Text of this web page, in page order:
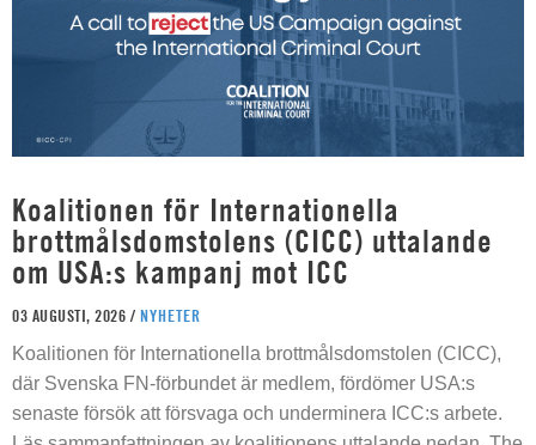
Koalitionen för Internationella
brottmålsdomstolens (CICC) uttalande
om USA:s kampanj mot ICC
03 AUGUSTI, 2026 / NYHETER
Koalitionen för Internationella brottmålsdomstolen (CICC),
där Svenska FN-förbundet är medlem, fördömer USA:s
senaste försök att försvaga och underminera ICC:s arbete.